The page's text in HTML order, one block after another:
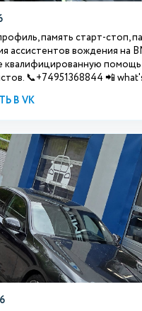
память старт-стоп,
ассистентов вождения на
квалифицированную
📞+74951368844 📲
В VK